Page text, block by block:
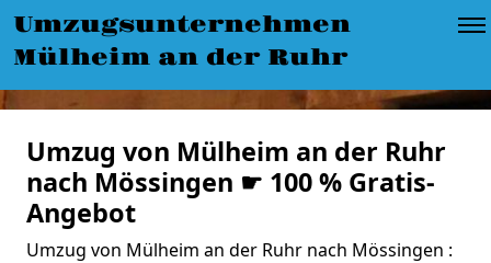
Umzugsunternehmen
Mülheim an der Ruhr
Umzug von Mülheim an der Ruhr
nach Mössingen ☛ 100 % Gratis-
Angebot
Umzug von Mülheim an der Ruhr nach Mössingen :